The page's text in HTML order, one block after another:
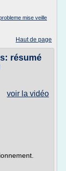
mise veille
Haut de page
résumé
voir la vidéo